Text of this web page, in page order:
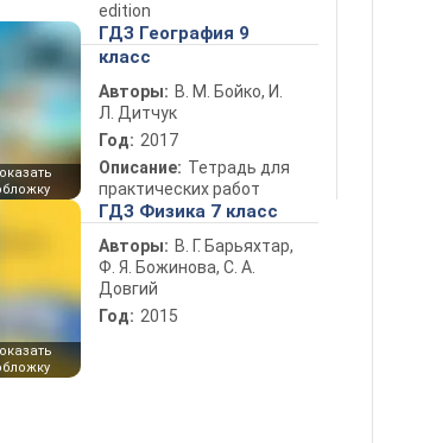
edition
ГДЗ География 9
класс
Авторы: В. М. Бойко, И.
Л. Дитчук
Год: 2017
Описание: Тетрадь для
практических работ
ГДЗ Физика 7 класс
Авторы: В. Г. Барьяхтар,
Ф. Я. Божинова, С. А.
Довгий
Год: 2015